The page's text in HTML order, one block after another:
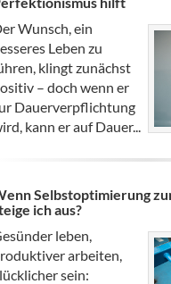
Wunsch, ein
Leben zu
klingt zunächst
– doch wenn er
Dauerverpflichtung
kann er auf Dauer...
Selbstoptimierung
ich aus?
leben,
arbeiten,
sein: